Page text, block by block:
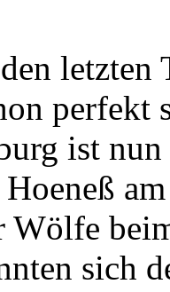
letzten
perfekt
ist
Wölfe
sich